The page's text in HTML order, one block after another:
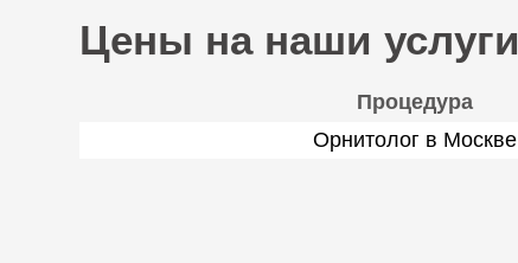
Цены на наши услуги
Процедура
Орнитолог в Москве